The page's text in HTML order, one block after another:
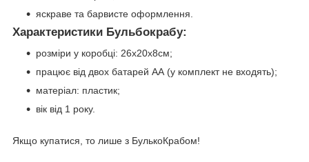
яскраве та барвисте оформлення.
Характеристики Бульбокрабу:
розміри у коробці: 26х20х8см;
працює від двох батарей АА (у комплект не входять);
матеріал: пластик;
вік від 1 року.
Якщо купатися, то лише з БулькоКрабом!